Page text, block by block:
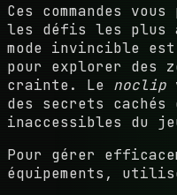
Ces commandes
les défis les plus
mode invincible
pour explorer des
crainte. Le noclip
des secrets
inaccessibles du
Pour gérer
équipements,